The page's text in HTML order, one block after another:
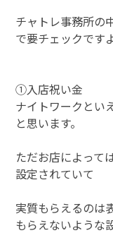
チャトレ事務所の
で要チェックで
①入店祝い金
ナイトワークとい
と思います。
ただお店によって
設定されていて
実質もらえるのは
もらえないような